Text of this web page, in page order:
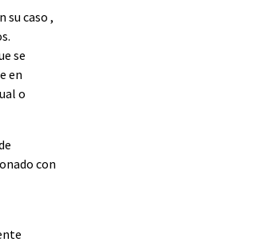
su caso ,
se
en
o
con